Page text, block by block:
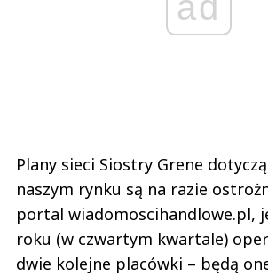
Plany sieci Siostry Grene
naszym rynku są na razie
portal wiadomoscihandlowe.pl,
roku (w czwartym kwartale)
dwie kolejne placówki – będą